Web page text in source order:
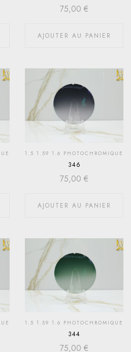
75,00 €
AJOUTER AU PANIER
1.5 1.59 1.6 PHOTOCHROMIQUE
346
75,00 €
AJOUTER AU PANIER
1.5 1.59 1.6 PHOTOCHROMIQUE
344
75,00 €